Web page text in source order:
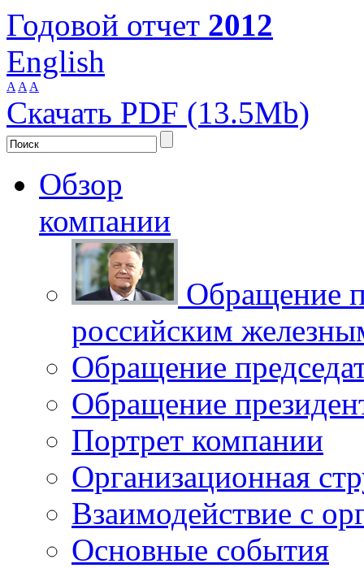
Годовой отчет 2012
English
A A A
Скачать PDF (13.5Mb)
Обзор
компании
Обращение
российским
Обращение
Обращение
Портрет компании
Организационная
Взаимодействие с
Основные события